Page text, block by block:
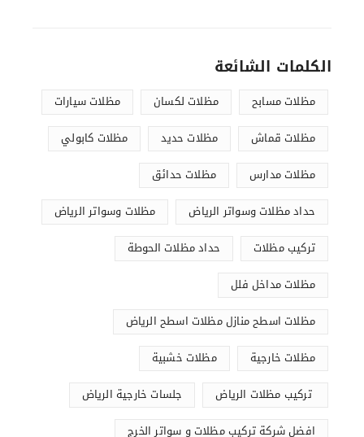
الكلمات الشائعة
مظلات سيارات مظلات لكسان
مظلات مسابح
مظلات كابولي
مظلات حديد
مظلات قماش
مظلات حدائق
مظلات مدارس
مظلات وسواتر الرياض
حداد مظلات وسواتر الرياض
حداد مظلات الحوطة
تركيب مظلات
مظلات مداخل فلل
مظلات اسطح منازل مظلات اسطح الرياض
مظلات خشبية
مظلات خارجية
جلسات خارجية الرياض
تركيب مظلات الرياض
افضل شركة تركيب مظلات و سواتر الخرج